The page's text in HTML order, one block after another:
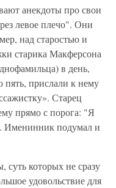
анекдоты про свои
левое плечо". Они
над старостью и
старика Макферсона
в день,
пять, прислали к нему
Старец
прямо с порога: "Я
Именинник подумал и
которых не сразу
удовольствие для